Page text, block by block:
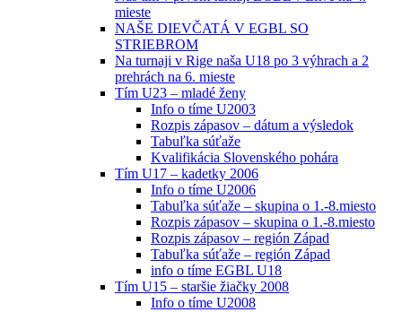
mieste
NAŠE DIEVČATÁ V EGBL SO
STRIEBROM
Na turnaji v Rige naša U18 po 3 výhrach a 2
prehrách na 6. mieste
Tím U23 – mladé ženy
Info o tíme U2003
Rozpis zápasov – dátum a výsledok
Tabuľka súťaže
Kvalifikácia Slovenského pohára
Tím U17 – kadetky 2006
Info o tíme U2006
Tabuľka súťaže – skupina o 1.-8.miesto
Rozpis zápasov – skupina o 1.-8.miesto
Rozpis zápasov – región Západ
Tabuľka súťaže – región Západ
info o tíme EGBL U18
Tím U15 – staršie žiačky 2008
Info o tíme U2008